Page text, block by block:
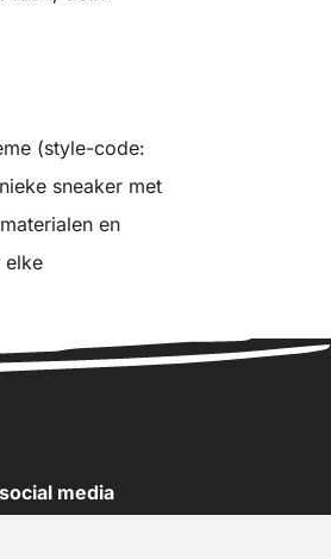
(style-code:
sneaker met
en
elke
media